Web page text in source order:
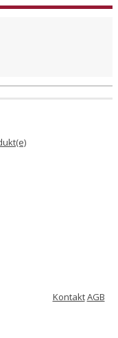
KontaktAGB